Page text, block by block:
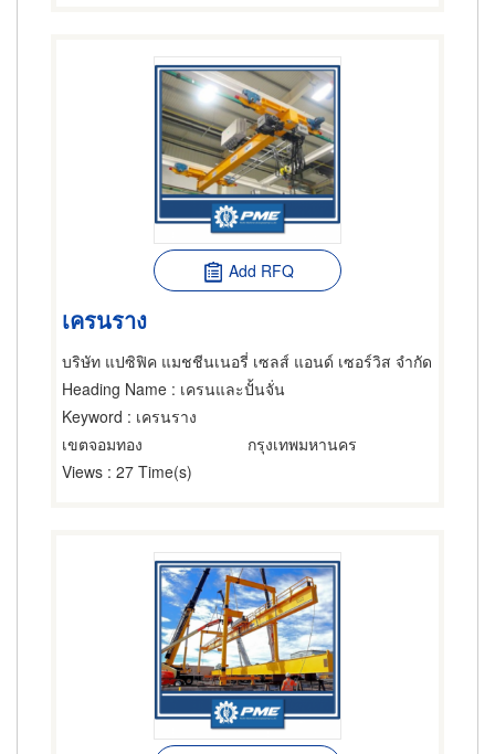
Add RFQ
เครนราง
บริษัท แปซิฟิค แมชชีนเนอรี่ เซลส์ แอนด์ เซอร์วิส จำกัด
Heading Name : เครนและปั้นจั่น
Keyword : เครนราง
เขตจอมทอง
กรุงเทพมหานคร
Views : 27 Time(s)